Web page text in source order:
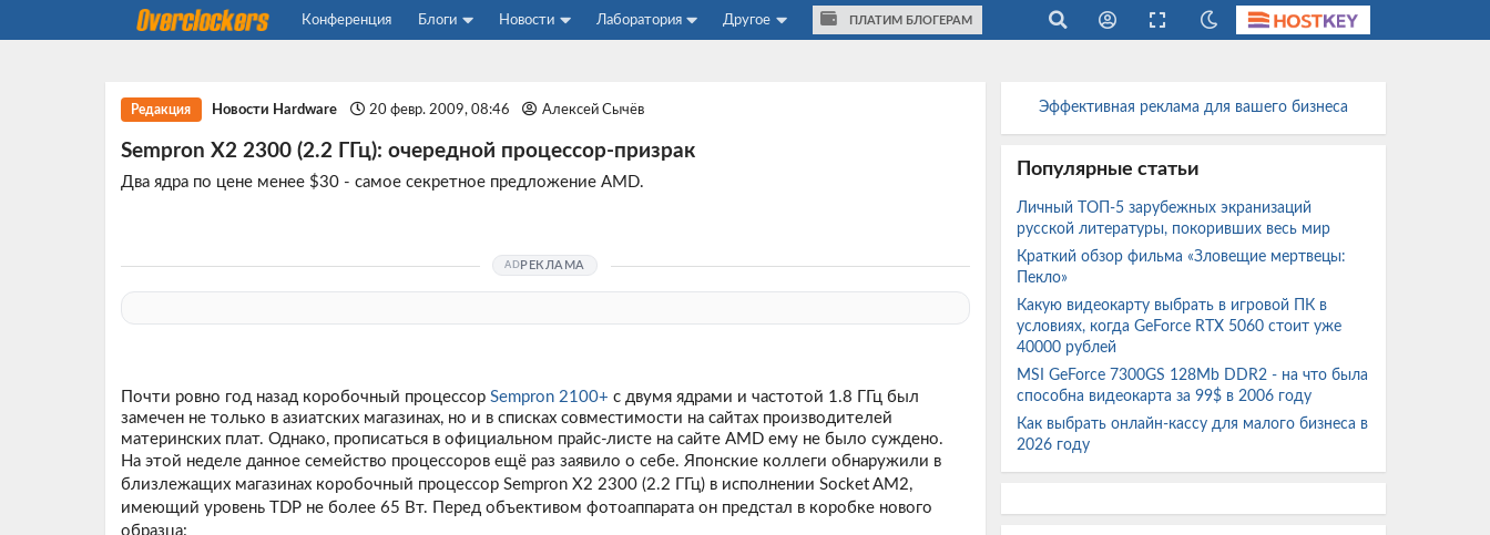
Конференция Блоги Новости Лаборатория Другое ПЛАТИМ БЛОГЕРАМ
Редакция Новости Hardware 20 февр. 2009, 08:46 Алексей Сычёв
Sempron X2 2300 (2.2 ГГц): очередной процессор-призрак
Два ядра по цене менее $30 - самое секретное предложение AMD.
РЕКЛАМА
Почти ровно год назад коробочный процессор Sempron 2100+ с двумя ядрами и частотой 1.8 ГГц был
замечен не только в азиатских магазинах, но и в списках совместимости на сайтах производителей
материнских плат. Однако, прописаться в официальном прайс-листе на сайте AMD ему не было суждено.
На этой неделе данное семейство процессоров ещё раз заявило о себе. Японские коллеги обнаружили в
близлежащих магазинах коробочный процессор Sempron X2 2300 (2.2 ГГц) в исполнении Socket AM2,
имеющий уровень TDP не более 65 Вт. Перед объективом фотоаппарата он предстал в коробке нового
образца:
Эффективная реклама для вашего бизнеса
Популярные статьи
Личный ТОП-5 зарубежных экранизаций
русской литературы, покоривших весь мир
Краткий обзор фильма «Зловещие мертвецы:
Пекло»
Какую видеокарту выбрать в игровой ПК в
условиях, когда GeForce RTX 5060 стоит уже
40000 рублей
MSI GeForce 7300GS 128Mb DDR2 - на что была
способна видеокарта за 99$ в 2006 году
Как выбрать онлайн-кассу для малого бизнеса в
2026 году